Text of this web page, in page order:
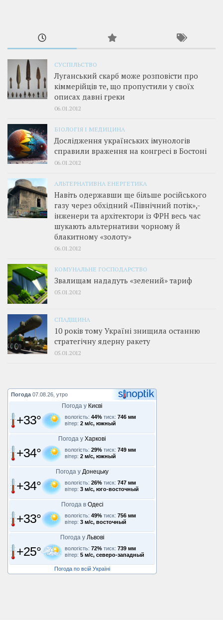
СУСПІЛЬСТВО
Луганський скарб може розповісти про
кіммерійців те, що пропустили у своїх
описах давні греки
06.01.2012
БІОЛОГІЯ І МЕДИЦИНА
Дослідження українських імунологів
справили враження на конгресі в Бостоні
06.01.2012
АЛЬТЕРНАТИВНА ЕНЕРГЕТИКА
Навіть одержавши ще більше російського
газу через обхідний «Північний потік»,­
інженери та архітектори із ФРН весь час
шукають альтернативи чорному й
блакитному «золоту»
06.01.2012
КОМУНАЛЬНЕ ГОСПОДАРСТВО
Звалищам нададуть «зелений» тариф
05.01.2012
СПАДЩИНА
10 років тому Україні знищила останню
стратегічну ядерну ракету
05.01.2012
Погода 07.08.26, утро
Погода у Києві
+33° вологість: 44% тиск: 746 мм
вітер: 2 м/с, южный
Погода у Харкові
+34° вологість: 29% тиск: 749 мм
вітер: 2 м/с, южный
Погода у Донецьку
+34° вологість: 26% тиск: 747 мм
вітер: 3 м/с, юго-восточный
Погода в Одесі
+33° вологість: 49% тиск: 756 мм
вітер: 3 м/с, восточный
Погода у Львові
+25° вологість: 72% тиск: 739 мм
вітер: 5 м/с, северо-западный
Погода по всій Україні